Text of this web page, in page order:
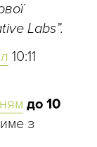
Labs”.
10:11
до 10
з